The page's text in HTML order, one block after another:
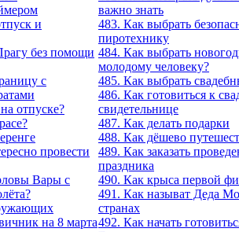
и
без помощи
с
отпуске?
провести
Вары с
на 8 марта
важно знать
483. Как выбрать
пиротехнику
484. Как выбрать
молодому человеку?
485. Как выбрать
486. Как готовиться к
свидетельнице
487. Как делать подарки
488. Как дёшево
489. Как заказать
праздника
490. Как крыса первой
491. Как называт Деда
странах
492. Как начать